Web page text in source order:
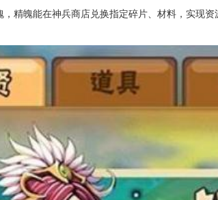
精魄能在神兵商店兑换指定碎片、材料，实现资